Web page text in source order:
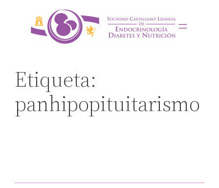
contenido
Etiqueta:
panhipopituitarismo